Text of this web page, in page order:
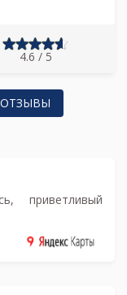
4.6 / 5
ОТЗЫВЫ
приветливый